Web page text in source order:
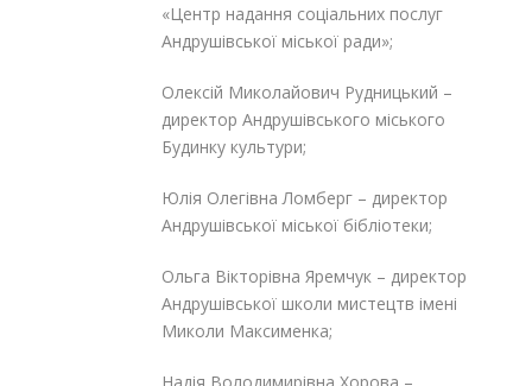
«Центр надання соціальних послуг
Андрушівської міської ради»;
Олексій Миколайович Рудницький –
директор Андрушівського міського
Будинку культури;
Юлія Олегівна Ломберг – директор
Андрушівської міської бібліотеки;
Ольга Вікторівна Яремчук – директор
Андрушівської школи мистецтв імені
Миколи Максименка;